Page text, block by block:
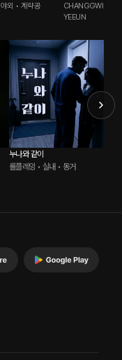
야외 • 계략공
CHANGGWI • AHN
YEEUN
누나와 같이
롤플레잉 • 실내 • 동거